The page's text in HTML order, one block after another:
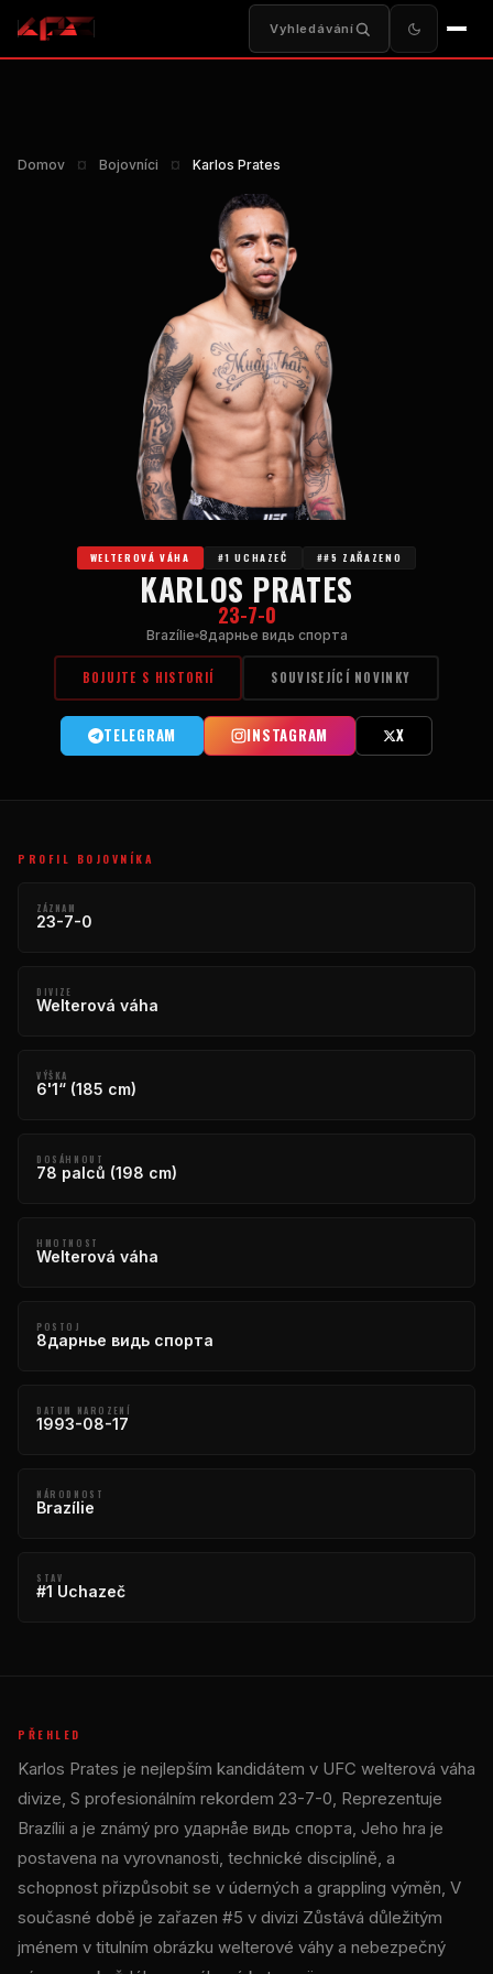
Vyhledávání
Domov ¤ Bojovníci ¤ Karlos Prates
WELTEROVÁ VÁHA #1 UCHAZEČ ##5 ZAŘAZENO
KARLOS PRATES
23-7-0
Brazílie 8дарнье видь спорта
BOJUJTE S HISTORIÍ SOUVISEJÍCÍ NOVINKY
TELEGRAM INSTAGRAM X
PROFIL BOJOVNÍKA
ZÁZNAM
23-7-0
DIVIZE
Welterová váha
VÝŠKA
6'1“ (185 cm)
DOSÁHNOUT
78 palců (198 cm)
HMOTNOST
Welterová váha
POSTOJ
8дарнье видь спорта
DATUM NAROZENÍ
1993-08-17
NÁRODNOST
Brazílie
STAV
#1 Uchazeč
PŘEHLED
Karlos Prates je nejlepším kandidátem v UFC welterová váha
divize, S profesionálním rekordem 23-7-0, Reprezentuje
Brazílii a je známý pro ударнåе видь спорта, Jeho hra je
postavena na vyrovnanosti, technické disciplíně, a
schopnost přizpůsobit se v úderných a grappling výměn, V
současné době je zařazen #5 v divizi Zůstává důležitým
jménem v titulním obrázku welterové váhy a nebezpečný